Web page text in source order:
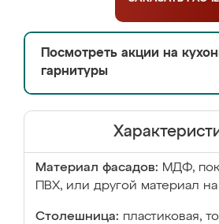
Посмотреть акции на
гарнитуры
Материал фасадов: МДФ,
ПВХ, или другой материал
Столешница: пластиковая,